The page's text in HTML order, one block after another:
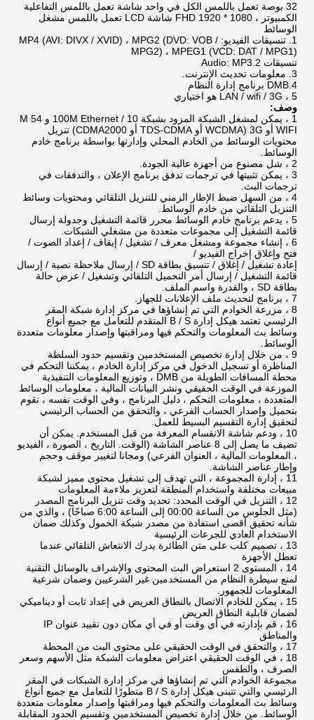
32 بوصة تعمل باللمس الكل في واحد شاشة تعمل باللمس التفاعلية
الكمبيوتر ، FHD 1920 * 1080 شاشة LCD تعمل باللمس مشغل
الوسائط
1. تنسيقات الفيديو: MP4 (AVI: DIVX / XVID) ، MPG2 (DVD: VOB /
MPG2) ، MPEG1 (VCD: DAT / MPG1)
تنسيقات 2.Audio: MP3
3. معلومات تحديث الإنترنت.
4.DMB برنامج إدارة النظام
5 ، LAN / wifi / 3G هو اختياري
وصف:
1 ، يمكن لمشغل الشبكة المزود بشبكة 10 / 100M Ethernet و 54 M
WIFI أو 3G (WCDMA أو TDS-CDMA أو CDMA2000) تنزيل
محتويات الوسائط من الخادم المحلي وإدارتها بواسطة برنامج خادم
الوسائط.
2 ، شل مصنوع من أجهزة عالية الجودة.
3 ، يمكن تثبيتها في ترجمات تدفق برنامج الإعلان ، والتدفقات في
ترجمات البث.
4 ، من السهل ضبط الإطار الزمني للتنزيل التلقائي ومحتويات وسائط
التنزيل التلقائي من خادم الوسائط.
5 ، يدعم برنامج خادم الوسائط محرر قائمة التشغيل وجدولة إرسال
قائمة التشغيل إلى مجموعات متعددة من مشغلي الشبكات.
6 ، إنشاء مجموعة ومشغل معرف / تشغيل / إيقاف / إعداد الصوت /
فتح وإغلاق إخراج الفيديو /
إعادة تشغيل / إغلاق / تنسيق بطاقة SD / إرسال ملاحظة نصية / إرسال
قائمة التشغيل / إرسال أمر التحميل التلقائي وتشغيل / عرض حالة
بطاقة SD ، والقدرة واسم الملف.
7 ، برنامج لتحديث ملف الإعلانات للجهاز.
8 ، مزرعة الخوادم التي تم إنشاؤها في مركز إدارة شبكة المقر
الرئيسي تعتمد هيكل إدارة B / S المتقدم للتعامل مع جميع أنواع
وسائط بث المعلومات والتحكم فيها ومراقبتها وإصدار معلومات متعددة
الوسائط.
9 ، من خلال إدارة تخصيص المستخدمين وتقسيم حدود السلطة
المناظرة أو تسجيل الدخول في مركز إدارة الخادم ، يمكننا التحكم في
محطة المسافات الطويلة من DMB ، وتوزيع المعلومات التنفيذية
الموزعة في الوقت الحقيقي ونشر البيانات المالية ، معلومات الوسائط
المتعددة ، معلومات التحكم ، دليل البرنامج ، وفي الوقت نفسه ، نقوم
بتحميل وإصدار الحساب الفرعي ، والتحقق من الحساب الرئيسي
لتحقيق إدارة التقسيم البسيط للعمل.
10 ، ودعم شاشة الانقسام المعرفة من قبل المستخدم. يمكن أن
تضيف ما يصل إلى 8 عناصر الشاشة (الوقت. التاريخ ، الصورة ، الفيديو
، المعلومات المالية ، العنوان الفرعي) ومجانا لتغيير موقف وحجم
وإطار عناصر الشاشة.
11 ، إدارة المجموعة ، التي تهدف إلى تشغيل محتوى مميز لشبكة
مبيعات مختلفة واستخدام المنطقة لتعزيز ملاءمة المعلومات
12 ، التنزيل في الوقت المحدد: تحديد وقت تنزيل البرنامج المصدر
(مثل الجلوس من الساعة 00:00 إلى الساعة 6:00 صباحًا) ، والذي من
شأنه تحقيق أقصى استفادة من مصدر شبكة الخمول وكذلك ضمان
الاستخدام العادي للجرعات الرئيسية
13 ، تصميم كلب على متن الطائرة يدرك الانتعاش التلقائي عندما
تعطل الأجهزة
14 ، المستوى 2 استعراض البث المحتوى والإشراف بالوسائل التقنية
لمنع سيطرة النظام من المستخدمين غير الشرعيين وضمان شرعية
المعلومات للجمهور.
15 ، يمكن للخادم الاتصال بالنطاق العريض في إعداد ثابت أو ديناميكي
لضمان قابلية النطاق العريض
16 ، قم بإدارته في أي وقت أو في أي مكان دون تقييد عنوان IP
والمناطق
17 ، والتحقق في الوقت الحقيقي على محتوى البث من المحطة
18 ، في الوقت الحقيقي اعتراض معلومات الشبكة مثل الأسهم وسعر
الصرف ، والطقس
مجموعة الخوادم التي تم إنشاؤها في مركز إدارة الشبكات في المقر
الرئيسي والتي تتبنى هيكل إدارة B / S متطورًا للتعامل مع جميع أنواع
وسائط بث المعلومات والتحكم فيها ومراقبتها وإصدار معلومات متعددة
الوسائط. من خلال إدارة تخصيص المستخدمين وتقسيم الحدود المقابلة